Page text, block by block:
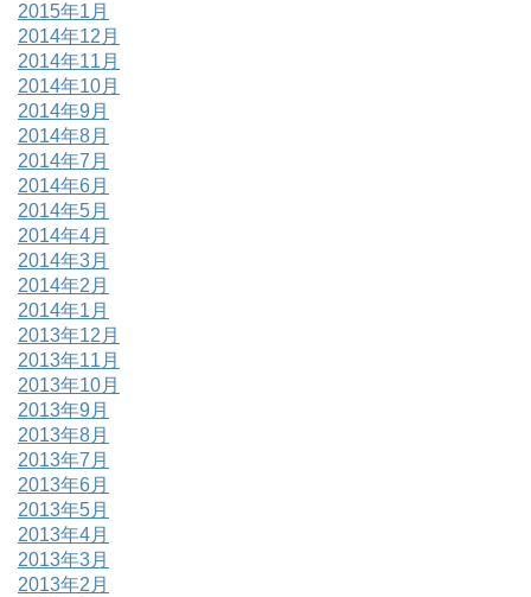
2015年1月
2014年12月
2014年11月
2014年10月
2014年9月
2014年8月
2014年7月
2014年6月
2014年5月
2014年4月
2014年3月
2014年2月
2014年1月
2013年12月
2013年11月
2013年10月
2013年9月
2013年8月
2013年7月
2013年6月
2013年5月
2013年4月
2013年3月
2013年2月